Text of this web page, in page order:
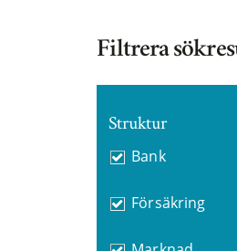
Filtrera
Struktur
Bank
Försäkring